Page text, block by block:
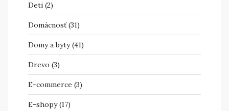
Deti (2)
Domácnosť(31)
Domy a byty(41)
Drevo (3)
E-commerce (3)
E-shopy(17)